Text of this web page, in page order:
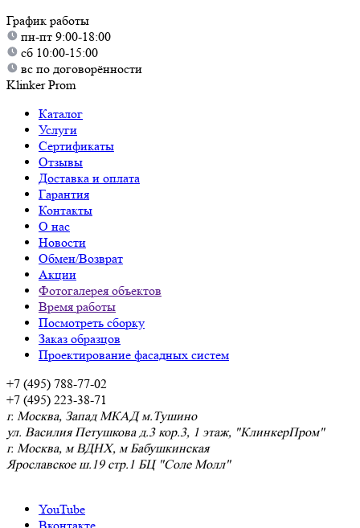
График работы
пн-пт 9:00-18:00
сб 10:00-15:00
вс по договорённости
Klinker Prom
Каталог
Услуги
Сертификаты
Отзывы
Доставка и оплата
Гарантия
Контакты
О нас
Новости
Обмен/Возврат
Акции
Фотогалерея объектов
Время работы
Посмотреть сборку
Заказ образцов
Проектирование фасадных систем
+7 (495) 788-77-02
+7 (495) 223-38-71
г. Москва, Запад МКАД м.Тушино
ул. Василия Петушкова д.3 кор.3, 1 этаж, "КлинкерПром"
г. Москва, м ВДНХ, м Бабушкинская
Ярославское ш.19 стр.1 БЦ "Соле Молл"
YouTube